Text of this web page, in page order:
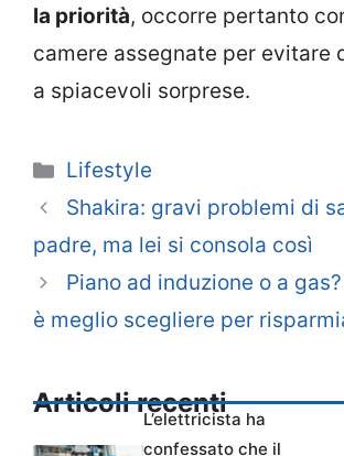
la priorità, occorre pertanto
camere assegnate per evitare
a spiacevoli sorprese.
Categorie
Lifestyle
Shakira: gravi problemi di
padre, ma lei si consola così
Piano ad induzione o a
è meglio scegliere per
Articoli recenti
L’elettricista ha
confessato che il